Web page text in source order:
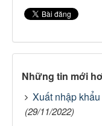
Những tin mới
Xuất nhập
(29/11/2022)